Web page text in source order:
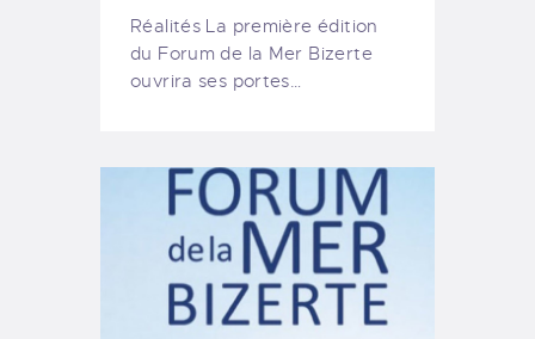
Réalités La première édition
du Forum de la Mer Bizerte
ouvrira ses portes…